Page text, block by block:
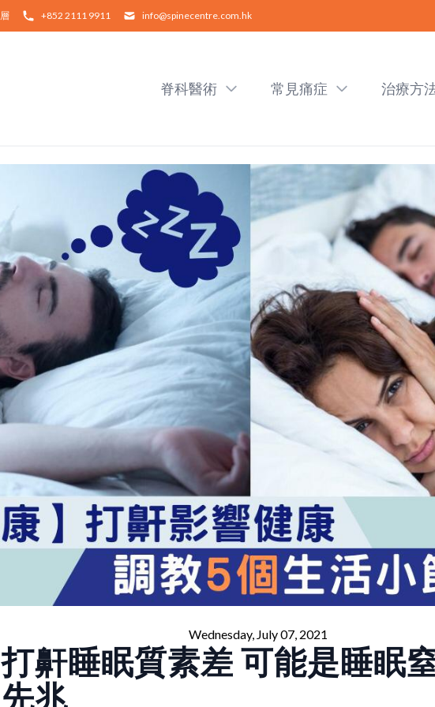
+852 2111 9911 info@spinecentre.com.hk
脊科醫術 常見痛症 治療方
Wednesday, July 07, 2021
打鼾睡眠質素差 可能是睡眠
先兆